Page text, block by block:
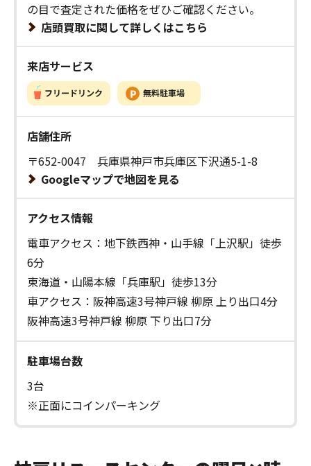
の目で査定された価格をぜひご確認ください。
店頭買取に関して詳しくはこちら
来店サービス
店舗住所
〒652-0047 兵庫県神戸市兵庫区下沢通5-1-8
Googleマップで地図を見る
アクセス情報
電車アクセス：地下鉄西神・山手線「上沢駅」徒歩
6分
東海道・山陽本線「兵庫駅」徒歩13分
車アクセス：阪神高速3号神戸線 柳原 上り出口4分
阪神高速3号神戸線 柳原 下り出口7分
駐車場台数
3台
※正面にコインパーキング